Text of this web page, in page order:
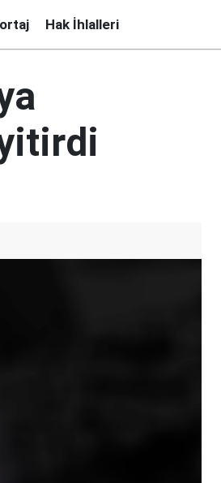
Hak İhlalleri